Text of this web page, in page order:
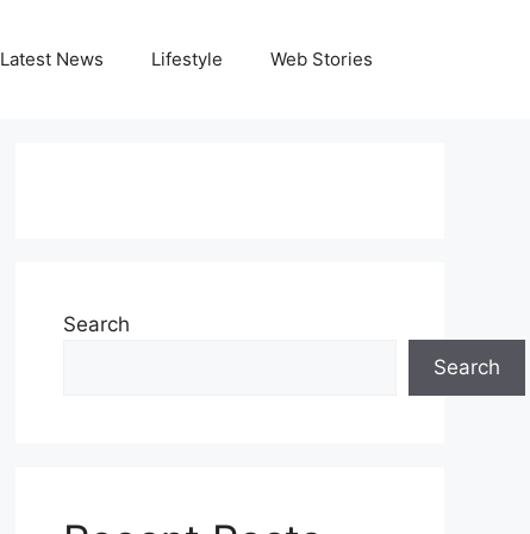
Latest News Lifestyle Web Stories
Search
Search